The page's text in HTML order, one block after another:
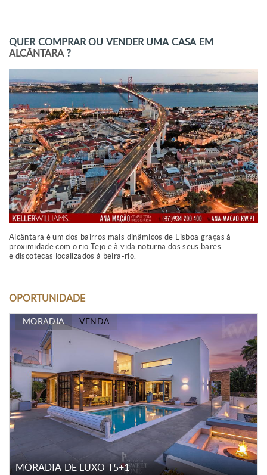
QUER COMPRAR OU VENDER UMA CASA EM
ALCÂNTARA ?
Alcântara é um dos bairros mais dinâmicos de Lisboa graças à
proximidade com o rio Tejo e à vida noturna dos seus bares
e discotecas localizados à beira-rio.
OPORTUNIDADE
MORADIA VENDA
MORADIA DE LUXO T5+1